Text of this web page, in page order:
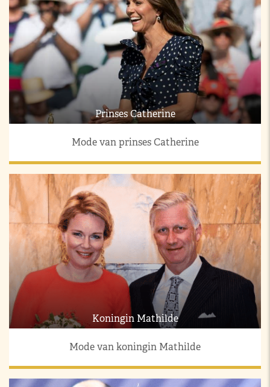
Prinses Catherine
Mode van prinses Catherine
Koningin Mathilde
Mode van koningin Mathilde